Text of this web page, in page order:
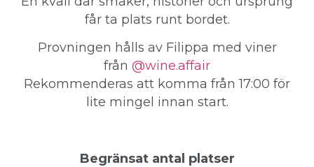
får ta plats runt bordet.
Provningen hålls av Filippa med viner
från @wine.affair
Rekommenderas att komma från 17:00 för
lite mingel innan start.
Begränsat antal platser